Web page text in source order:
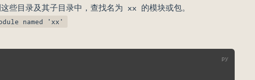
目录及其子目录中，查找名为 xx 的模块或包。
named 'xx'